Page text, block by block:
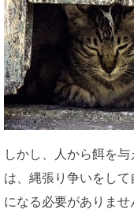
しかし、人から餌を
は、縄張り争いをし
になる必要がありま